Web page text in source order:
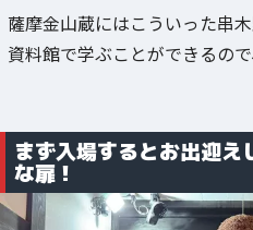
薩摩金山蔵にはこういった串
資料館で学ぶことができるの
まず入場するとお出迎え
な扉！